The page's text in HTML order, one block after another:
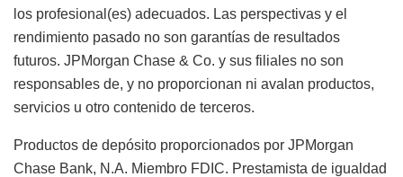
los profesional(es) adecuados. Las perspectivas y el
rendimiento pasado no son garantías de resultados
futuros. JPMorgan Chase & Co. y sus filiales no son
responsables de, y no proporcionan ni avalan productos,
servicios u otro contenido de terceros.
Productos de depósito proporcionados por JPMorgan
Chase Bank, N.A. Miembro FDIC. Prestamista de igualdad